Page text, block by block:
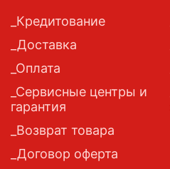
Кредитование
Доставка
Оплата
Сервисные центры и
гарантия
Возврат товара
Договор оферта